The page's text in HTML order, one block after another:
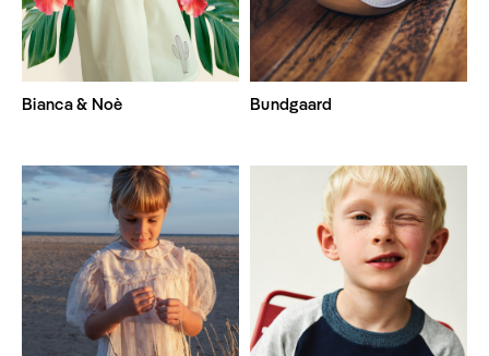
Bianca & Noè Bundgaard